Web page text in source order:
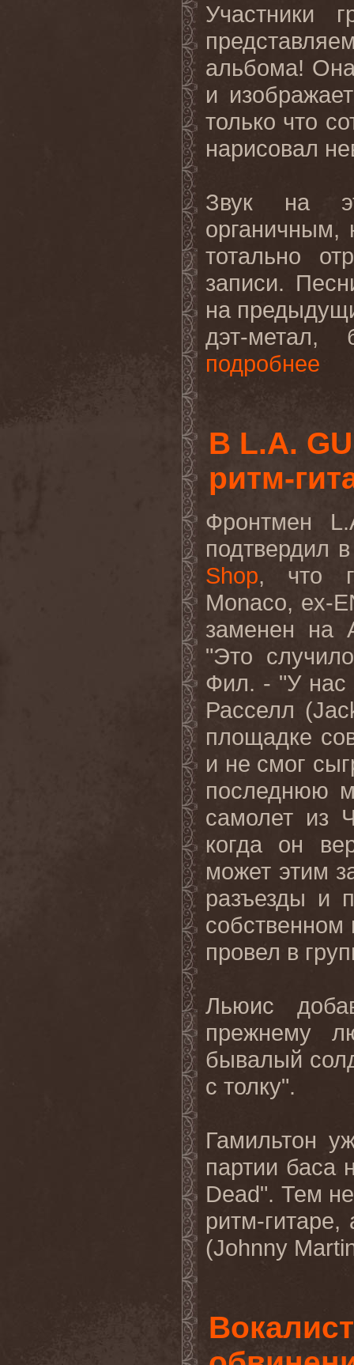
Участники
альбома!
и
только что
нарисовал
Звук на
органичным,
тотально
записи.
на
дэт-
подробнее
В L.A.
ритм-
Фронтмен L.
подтвердил
Shop, что
Monaco, ex-
заменен на
"Это
Фил. - "У нас
Расселл (
площадке
и не смог
последнюю
самолет из
когда он
может этим
разъезды и
собственном
провел в
Льюис
прежнему
бывалый
с толку".
Гамильтон
партии баса
Dead". Тем
ритм-
(Johnny